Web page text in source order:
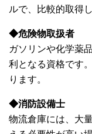
ルで、比較的取得
◆危険物取扱者
ガソリンや化学薬
利となる資格です
ります。
◆消防設備士
物流倉庫には、大